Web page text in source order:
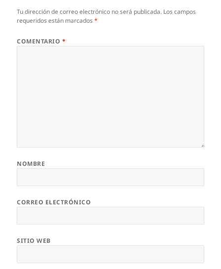
Tu dirección de correo electrónico no será publicada. Los campos
requeridos están marcados*
COMENTARIO *
NOMBRE
CORREO ELECTRÓNICO
SITIO WEB